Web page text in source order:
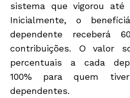
sistema que vigorou até
Inicialmente, o
dependente receberá
contribuições. O valor
percentuais a cada
100% para quem
dependentes.